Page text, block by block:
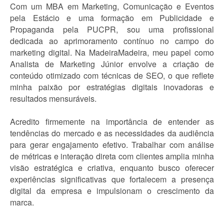
Com um MBA em Marketing, Comunicação e Eventos
pela Estácio e uma formação em Publicidade e
Propaganda pela PUCPR, sou uma profissional
dedicada ao aprimoramento contínuo no campo do
marketing digital. Na MadeiraMadeira, meu papel como
Analista de Marketing Júnior envolve a criação de
conteúdo otimizado com técnicas de SEO, o que reflete
minha paixão por estratégias digitais inovadoras e
resultados mensuráveis.
Acredito firmemente na importância de entender as
tendências do mercado e as necessidades da audiência
para gerar engajamento efetivo. Trabalhar com análise
de métricas e interação direta com clientes amplia minha
visão estratégica e criativa, enquanto busco oferecer
experiências significativas que fortalecem a presença
digital da empresa e impulsionam o crescimento da
marca.